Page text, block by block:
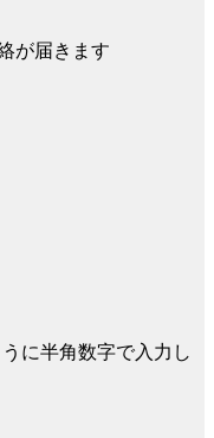
が届きます
うに半角数字で入力し